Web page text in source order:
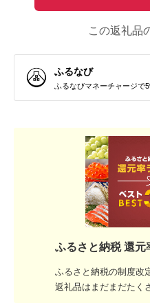
この返礼品
ふるなび
ふるなびマネーチャージで
ふるさと納税 還
ふるさと納税の制度改
返礼品はまだまだたく